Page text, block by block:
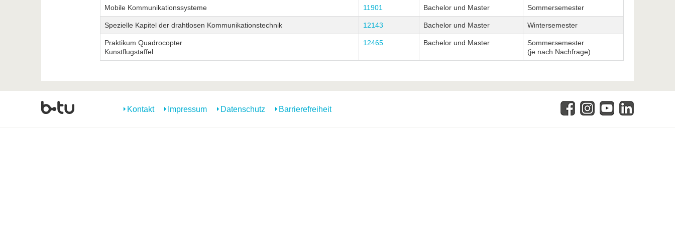
Mobile Kommunikationssysteme 11901 Bachelor und Master Sommersemester
Spezielle Kapitel der drahtlosen Kommunikationstechnik 12143 Bachelor und Master Wintersemester
Praktikum Quadrocopter
Kunstflugstaffel
12465 Bachelor und Master
Sommersemester
(je nach Nachfrage)
Kontakt Impressum Datenschutz Barrierefreiheit